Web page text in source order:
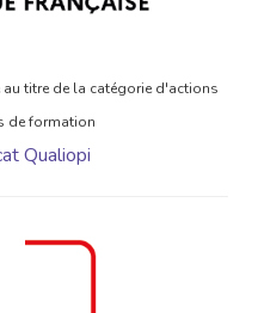
titre de la catégorie d'actions
de formation
Qualiopi